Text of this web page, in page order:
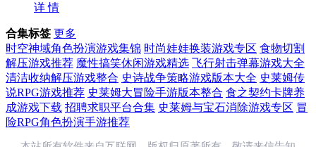
详 情
合集标签 更多
时空神域角色扮演游戏集锦 时尚娃娃换装游戏专区 食物切割
解压游戏推荐 魔性搞笑休闲游戏精选 飞行射击弹幕游戏大全
清洁收纳解压游戏整合 史诗战争策略游戏版本大全 史莱姆传
说RPG游戏推荐 史莱姆大冒险手游版本整合 食之契约卡牌养
成游戏下载 招聘求职平台合集 史莱姆与宝石消除游戏专区 冒
险RPG角色扮演手游推荐